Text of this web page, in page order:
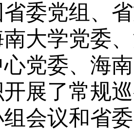
委党组、
大学党委
党委、海
展了常规
会议和省